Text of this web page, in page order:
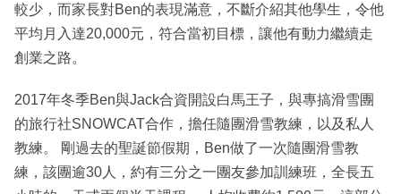
較少，而家長對Ben的表現滿意，不斷介紹其他學生，令他
平均月入達20,000元，符合當初目標，讓他有動力繼續走
創業之路。
2017年冬季Ben與Jack合資開設白馬王子，與專搞滑雪團
的旅行社SNOWCAT合作，擔任隨團滑雪教練，以及私人
教練。 剛過去的聖誕節假期，Ben做了一次隨團滑雪教
練，該團逾30人，約有三分之一團友參加訓練班，全長五